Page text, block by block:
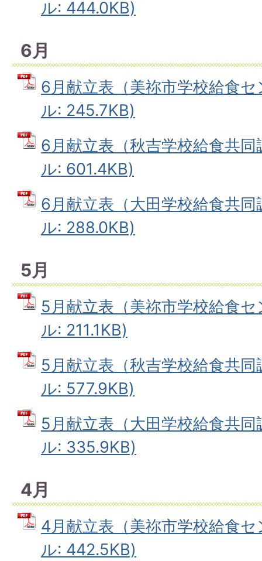
ル: 444.0KB)
6月
6月献立表（美祢市学校給食
ル: 245.7KB)
6月献立表（秋吉学校給食共
ル: 601.4KB)
6月献立表（大田学校給食共
ル: 288.0KB)
5月
5月献立表（美祢市学校給食
ル: 211.1KB)
5月献立表（秋吉学校給食共
ル: 577.9KB)
5月献立表（大田学校給食共
ル: 335.9KB)
4月
4月献立表（美祢市学校給食
ル: 442.5KB)